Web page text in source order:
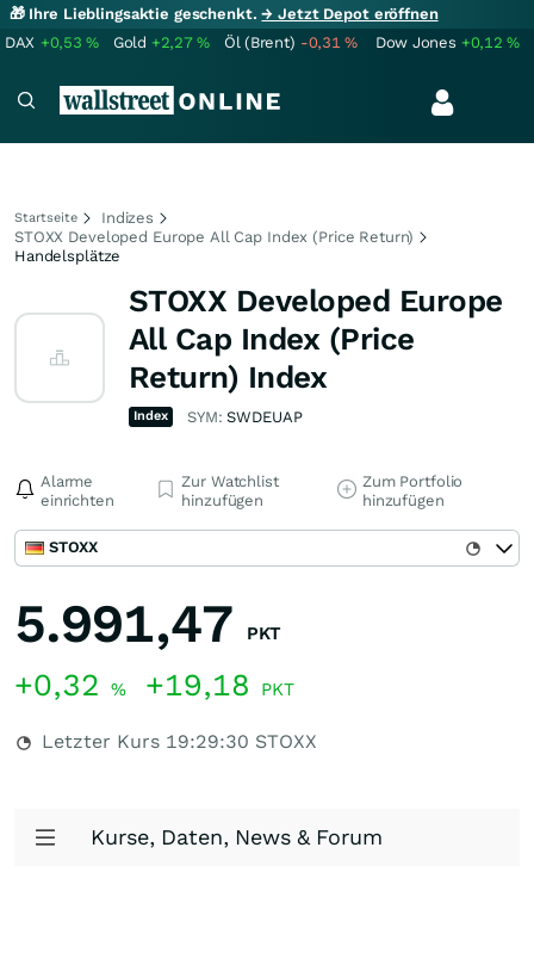
🎁 Ihre Lieblingsaktie geschenkt.→ Jetzt Depot eröffnen
DAX +0,53% Gold +2,27% Öl (Brent) -0,31% Dow Jones +0,12%
Startseite
Indizes
STOXX Developed Europe All Cap Index (Price Return)
Handelsplätze
STOXX Developed Europe
All Cap Index (Price
Return) Index
Index SYM:SWDEUAP
Alarme
einrichten
Zur Watchlist
hinzufügen
Zum Portfolio
hinzufügen
STOXX
5.991,47 PKT
+0,32 % +19,18 PKT
Letzter Kurs 19:29:30 STOXX
Kurse, Daten, News & Forum